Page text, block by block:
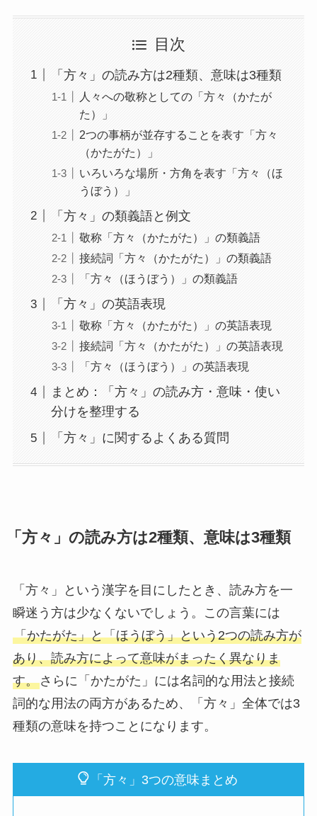
目次
「方々」の読み方は2種類、意味は3種類
人々への敬称としての「方々（かたが
た）」
2つの事柄が並存することを表す「方々
（かたがた）」
いろいろな場所・方角を表す「方々（ほ
うぼう）」
「方々」の類義語と例文
敬称「方々（かたがた）」の類義語
接続詞「方々（かたがた）」の類義語
「方々（ほうぼう）」の類義語
「方々」の英語表現
敬称「方々（かたがた）」の英語表現
接続詞「方々（かたがた）」の英語表現
「方々（ほうぼう）」の英語表現
まとめ：「方々」の読み方・意味・使い
分けを整理する
「方々」に関するよくある質問
「方々」の読み方は2種類、意味は3種類
「方々」という漢字を目にしたとき、読み方を一
瞬迷う方は少なくないでしょう。この言葉には
「かたがた」と「ほうぼう」という2つの読み方が
あり、読み方によって意味がまったく異なりま
す。さらに「かたがた」には名詞的な用法と接続
詞的な用法の両方があるため、「方々」全体では3
種類の意味を持つことになります。
「方々」3つの意味まとめ